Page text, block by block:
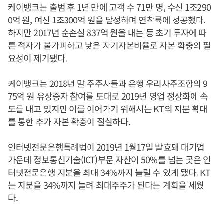
케이뱅크는 출범 후 1년 만에 고객 수 71만 명, 수신 1조290
0억 원, 여신 1조300억 원을 달성하며 연착륙에 성공했다.
하지만 2017년 순손실 837억 원을 내는 등 초기 투자에 따
른 적자가 불가피하고 낮은 자기자본비율로 자본 확충의 필
요성이 제기됐다.
케이뱅크는 2018년 말 주주사들과 은행 우리사주조합의 9
75억 원 유상증자 참여를 토대로 2019년 영업 정상화에 속
도를 내고 있지만 이를 이어가기 위해서는 KT의 지분 확대
를 통한 추가 자본 확충이 절실하다.
인터넷전문은행특례법이 2019년 1월17일 발효돼 대기업
가운데 정보통신기술(ICT)부문 자산이 50%를 넘는 곳은 인
터넷전문은행 지분을 최대 34%까지 늘릴 수 있게 됐다. KT
는 지분을 34%까지 늘려 최대주주가 된다는 계획을 세웠
다.